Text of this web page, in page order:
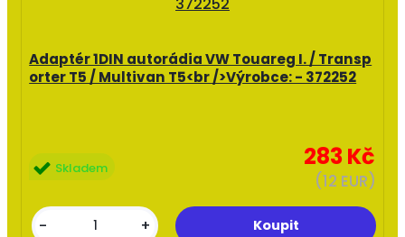
Adaptér 1DIN autorádia VW Touareg I. / Transp
orter T5 / Multivan T5<br />Výrobce: - 372252
283 Kč
(12 EUR)
Skladem
- +